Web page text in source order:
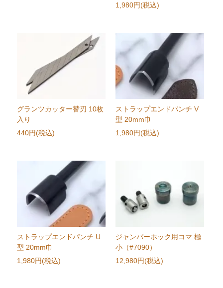
1,980円(税込)
グランツカッター替刃 10枚
入り
440円(税込)
ストラップエンドパンチ V
型 20mm巾
1,980円(税込)
ストラップエンドパンチ U
型 20mm巾
1,980円(税込)
ジャンパーホック用コマ 極
小（#7090）
12,980円(税込)